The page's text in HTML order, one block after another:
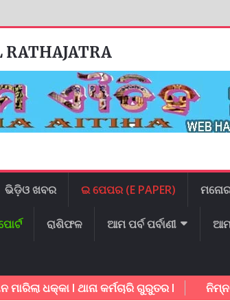
RATHAJATRA
ଭିଡ଼ିଓ ଖବର ଇ ପେପର (E PAPER)
ରାଶିଫଳ ଆମ ପର୍ବ ପର୍ବାଣୀ
ଧକ୍କା l ଥାନା କର୍ମଚାରି ଗୁରୁତର l ନିମ୍ନ